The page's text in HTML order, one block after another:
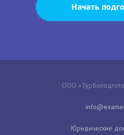
Начать
ООО
Юридические